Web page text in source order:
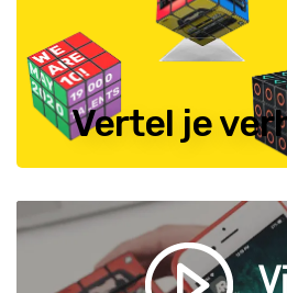
Vertel je